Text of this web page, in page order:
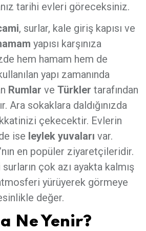
tarihi evleri göreceksiniz.
, surlar, kale giriş kapısı ve
yapısı karşınıza
hem hamam hem de
yapı zamanında
Rumlar ve Türkler tarafından
Ara sokaklara daldığınızda
çekecektir. Evlerin
ise leylek yuvaları var.
en popüler ziyaretçileridir.
çok azı ayakta kalmış
yürüyerek görmeye
değer.
Ne Yenir?